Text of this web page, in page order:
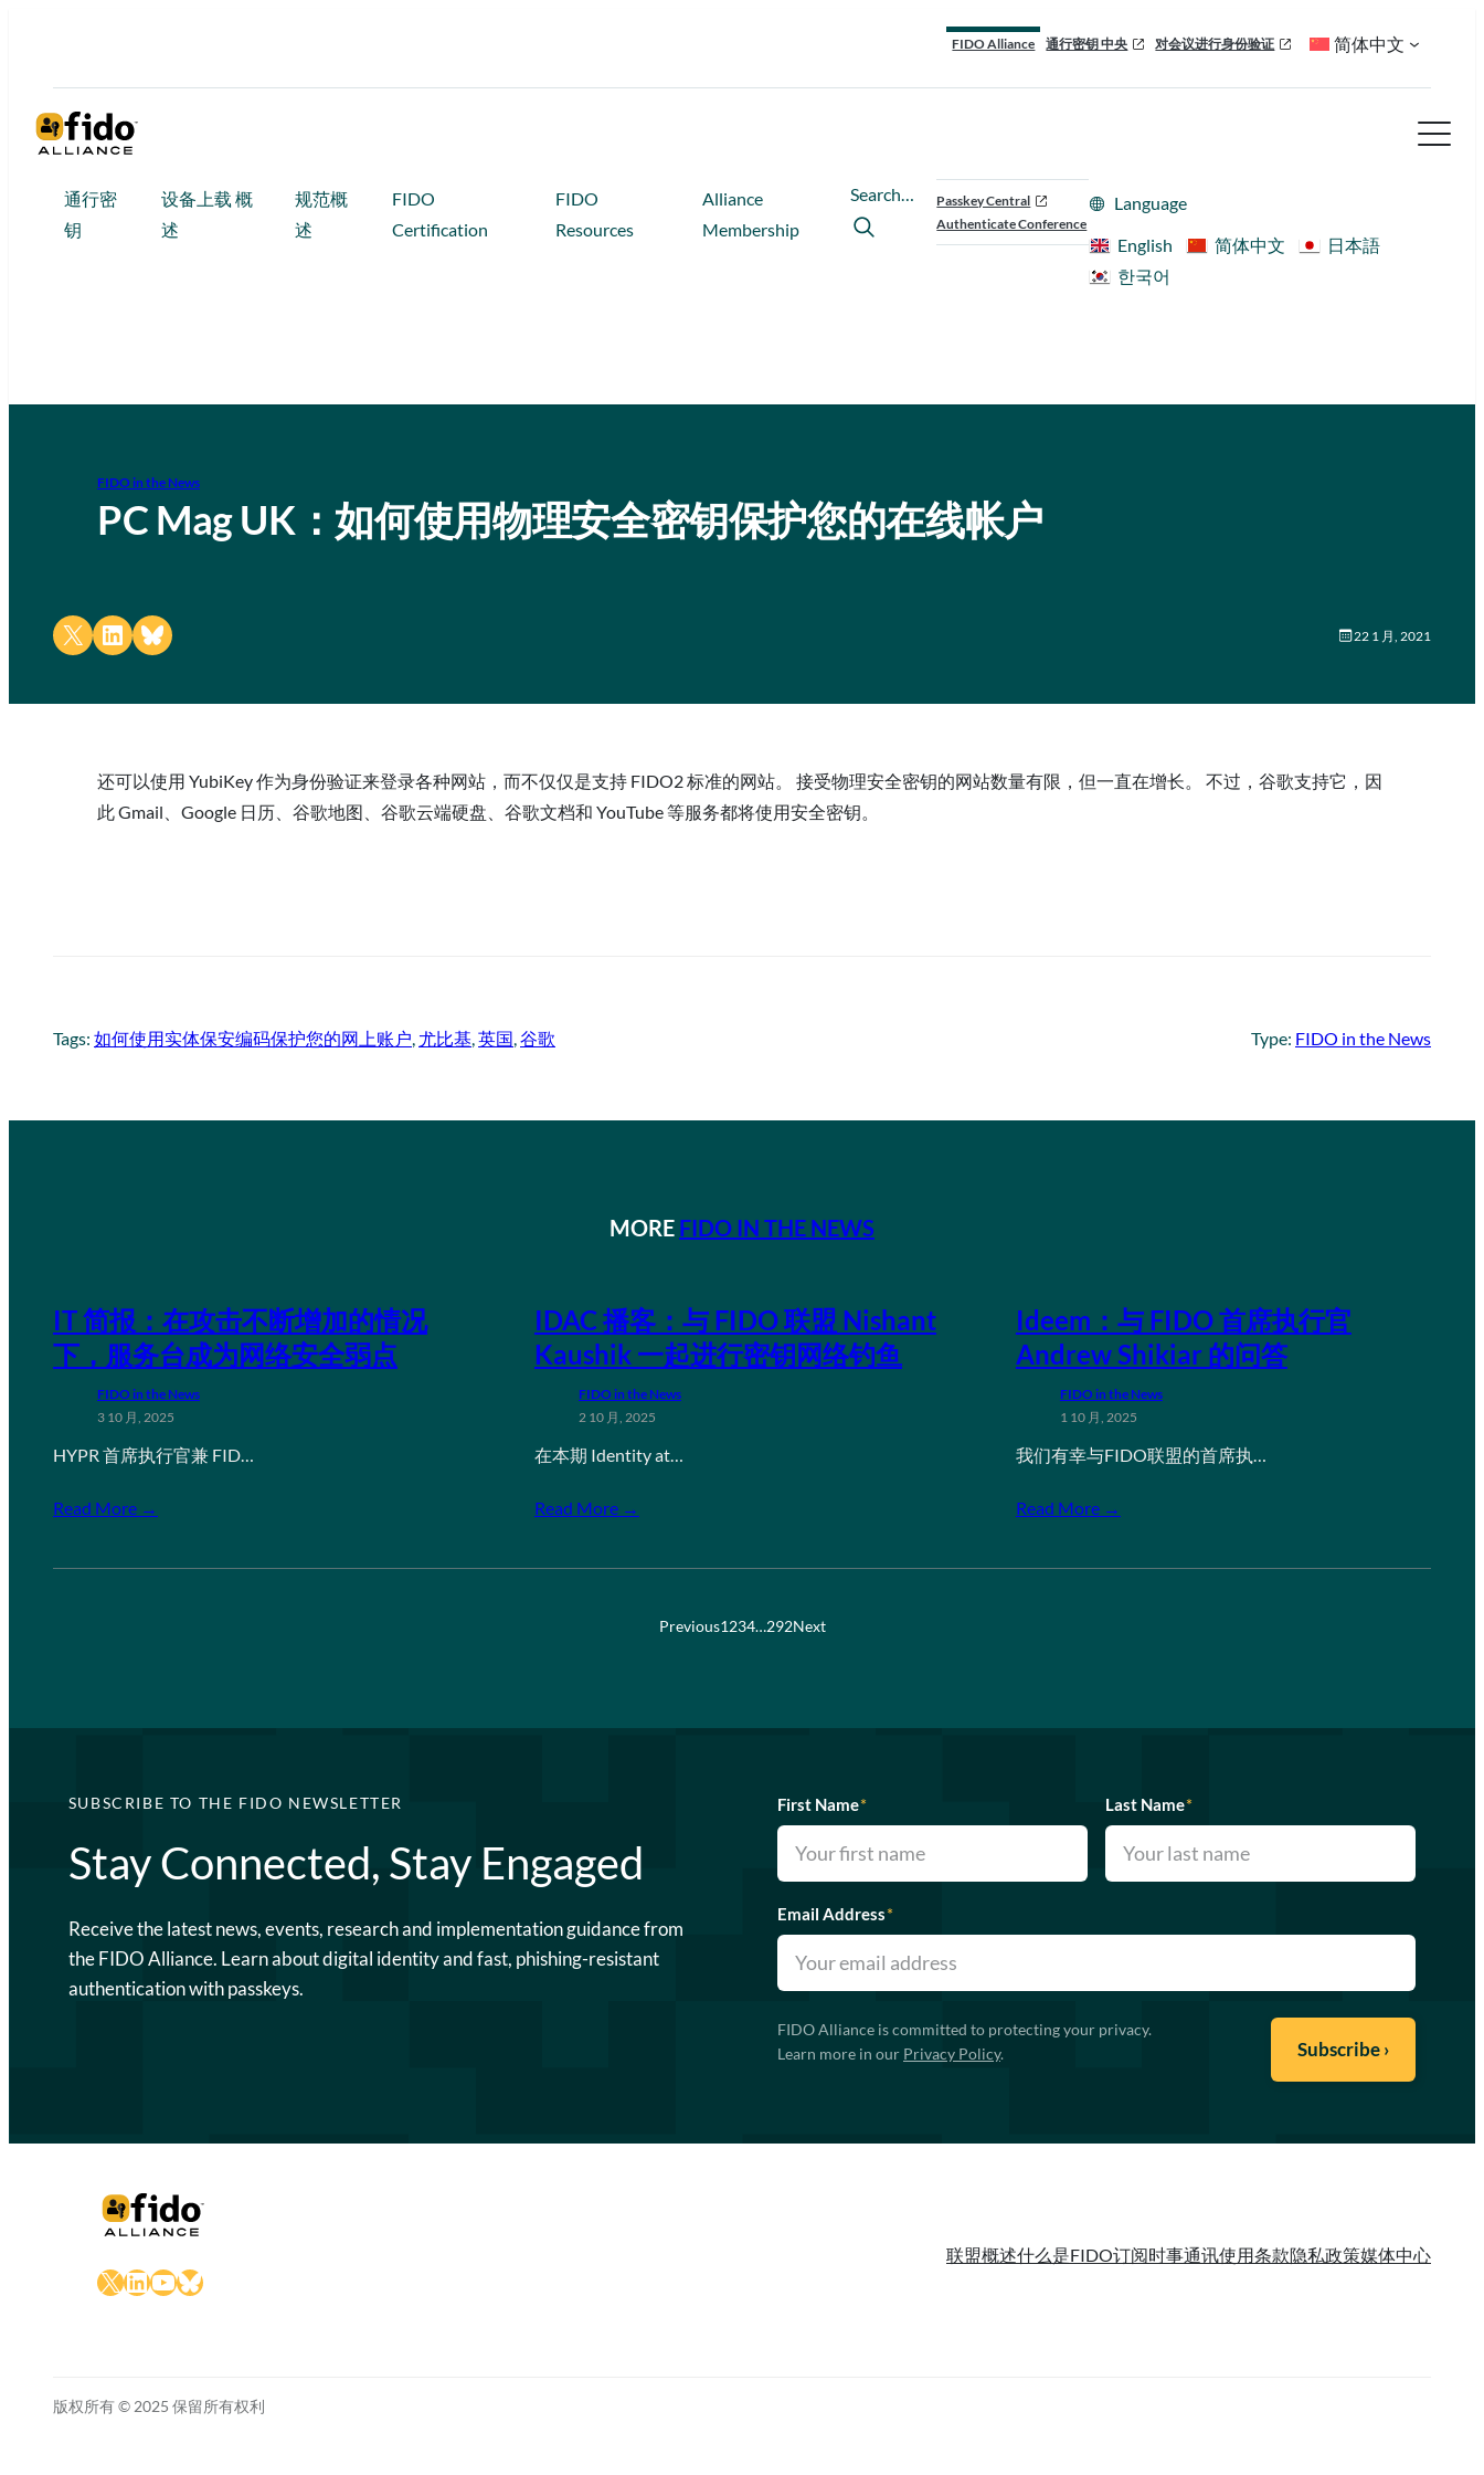
FIDO Alliance 通行密钥 中央 对会议进行身份验证 简体中文
通行密
钥
设备上载 概
述
规范概
述
FIDO
Certification
FIDO
Resources
Alliance
Membership
Search…
Passkey Central
Authenticate Conference
Language
English
简体中文
日本語
한국어
FIDO in the News
PC Mag UK：如何使用物理安全密钥保护您的在线帐户
Share on X Share on LinkedIn
Share on Bluesky 22 1 月, 2021
还可以使用 YubiKey 作为身份验证来登录各种网站，而不仅仅是支持 FIDO2 标准的网站。 接受物理安全密钥的网站数量有限，但一直在增长。 不过，谷歌支持它，因
此 Gmail、Google 日历、谷歌地图、谷歌云端硬盘、谷歌文档和 YouTube 等服务都将使用安全密钥。
Tags: 如何使用实体保安编码保护您的网上账户, 尤比基, 英国, 谷歌 Type: FIDO in the News
MORE FIDO IN THE NEWS
IT 简报：在攻击不断增加的情况
下，服务台成为网络安全弱点
FIDO in the News
3 10 月, 2025
HYPR 首席执行官兼 FID…
Read More →
IDAC 播客：与 FIDO 联盟 Nishant
Kaushik 一起进行密钥网络钓鱼
FIDO in the News
2 10 月, 2025
在本期 Identity at…
Read More →
Ideem：与 FIDO 首席执行官
Andrew Shikiar 的问答
FIDO in the News
1 10 月, 2025
我们有幸与FIDO联盟的首席执…
Read More →
Previous1234…292Next
SUBSCRIBE TO THE FIDO NEWSLETTER
Stay Connected, Stay Engaged
Receive the latest news, events, research and implementation guidance from
the FIDO Alliance. Learn about digital identity and fast, phishing-resistant
authentication with passkeys.
First Name* Last Name*
Email Address*
FIDO Alliance is committed to protecting your privacy.
Learn more in our Privacy Policy.
X LinkedIn
YouTube
Bluesky
联盟概述什么是FIDO订阅时事通讯使用条款隐私政策媒体中心
版权所有 © 2025 保留所有权利